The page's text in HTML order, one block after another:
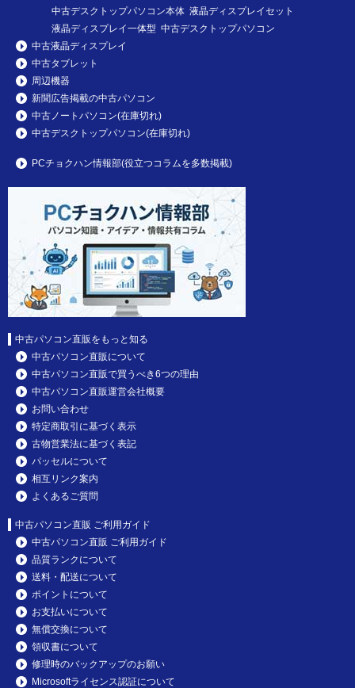
中古デスクトップパソコン本体 液晶ディスプレイセット
液晶ディスプレイ一体型 中古デスクトップパソコン
中古液晶ディスプレイ
中古タブレット
周辺機器
新聞広告掲載の中古パソコン
中古ノートパソコン(在庫切れ)
中古デスクトップパソコン(在庫切れ)
PCチョクハン情報部(役立つコラムを多数掲載)
中古パソコン直販をもっと知る
中古パソコン直販について
中古パソコン直販で買うべき6つの理由
中古パソコン直販運営会社概要
お問い合わせ
特定商取引に基づく表示
古物営業法に基づく表記
パッセルについて
相互リンク案内
よくあるご質問
中古パソコン直販 ご利用ガイド
中古パソコン直販 ご利用ガイド
品質ランクについて
送料・配送について
ポイントについて
お支払いについて
無償交換について
領収書について
修理時のバックアップのお願い
Microsoftライセンス認証について